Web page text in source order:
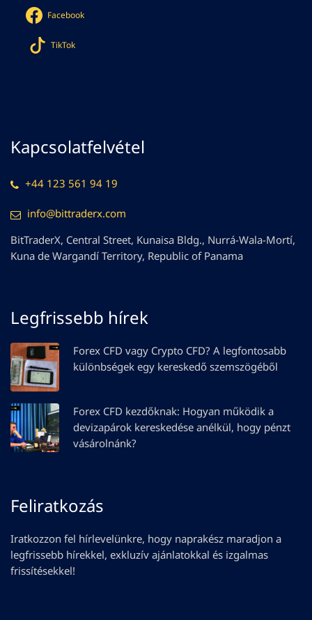
Facebook
TikTok
Kapcsolatfelvétel
+44 123 561 94 19
info@bittraderx.com
BitTraderX, Central Street, Kunaisa Bldg., Nurrá-Wala-Mortí,
Kuna de Wargandí Territory, Republic of Panama
Legfrissebb hírek
Forex CFD vagy Crypto CFD? A legfontosabb
különbségek egy kereskedő szemszögéből
Forex CFD kezdőknak: Hogyan működik a
devizapárok kereskedése anélkül, hogy pénzt
vásárolnánk?
Feliratkozás
Iratkozzon fel hírlevelünkre, hogy naprakész maradjon a
legfrissebb hírekkel, exkluzív ajánlatokkal és izgalmas
frissítésekkel!